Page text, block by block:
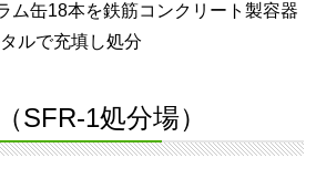
ム缶18本を鉄筋コンクリート製容器
ルで充填し処分
SFR-1処分場）